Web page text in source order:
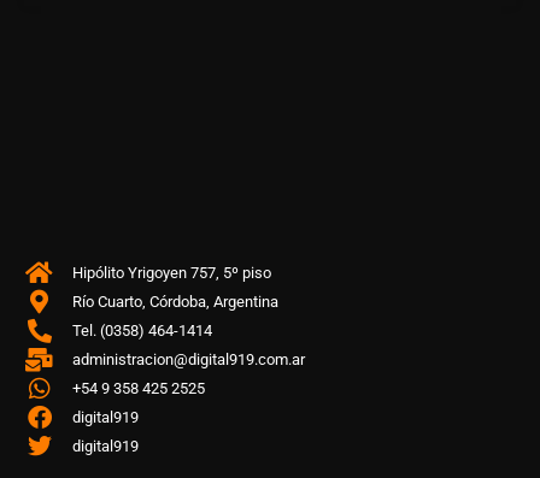
Hipólito Yrigoyen 757, 5º piso
Río Cuarto, Córdoba, Argentina
Tel. (0358) 464-1414
administracion@digital919.com.ar
+54 9 358 425 2525
digital919
digital919